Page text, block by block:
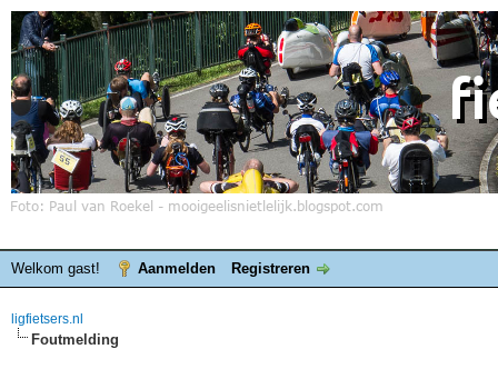
Welkom gast! Aanmelden Registreren
ligfietsers.nl
Foutmelding